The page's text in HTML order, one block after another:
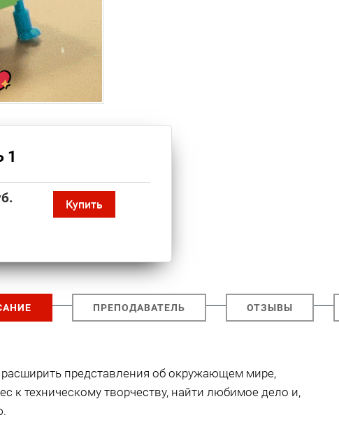
1
Купить
ПРЕПОДАВАТЕЛЬ ОТЗЫВЫ
представления об окружающем мире,
к техническому творчеству, найти любимое дело и,